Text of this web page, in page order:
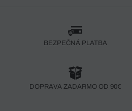
BEZPEČNÁ PLATBA
DOPRAVA ZADARMO OD 90€